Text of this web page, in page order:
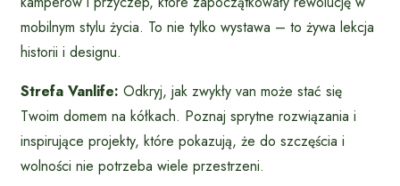
mobilnym stylu życia. To nie tylko wystawa – to żywa lekcja
historii i designu.
Strefa Vanlife: Odkryj, jak zwykły van może stać się
Twoim domem na kółkach. Poznaj sprytne rozwiązania i
inspirujące projekty, które pokazują, że do szczęścia i
wolności nie potrzeba wiele przestrzeni.